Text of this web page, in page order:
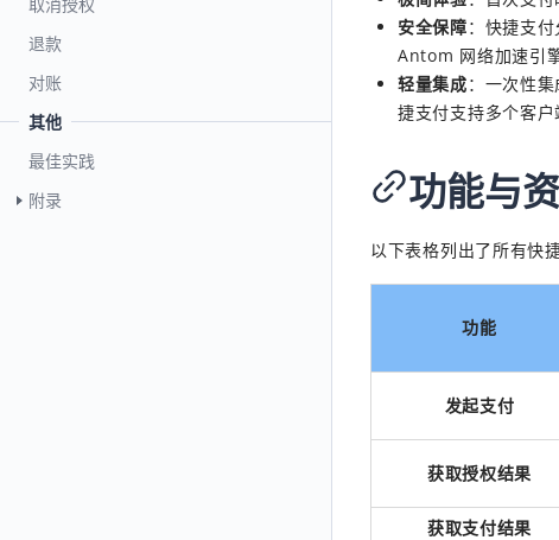
退款
对账
其他
最佳实践
附录
安全保障：快捷支
Antom 网络加速引
轻量集成：一次性
捷支付支持多个客户
功能与
以下表格列出了所有快
功能
发起支付
获取授权结果
获取支付结果